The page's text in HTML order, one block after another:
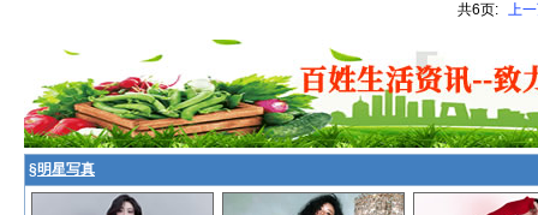
共6页: 上
§明星写真